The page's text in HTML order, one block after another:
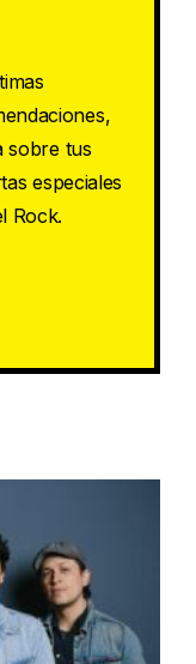
sobre tus
especiales
Rock.